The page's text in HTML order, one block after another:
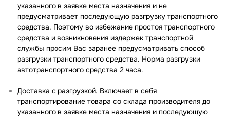
указанного в заявке места назначения и не
предусматривает последующую разгрузку транспортного
средства. Поэтому во избежание простоя транспортного
средства и возникновения издержек транспортной
службы просим Вас заранее предусматривать способ
разгрузки транспортного средства. Норма разгрузки
автотранспортного средства 2 часа.
Доставка с разгрузкой. Включает в себя
транспортирование товара со склада производителя до
указанного в заявке места назначения и последующую